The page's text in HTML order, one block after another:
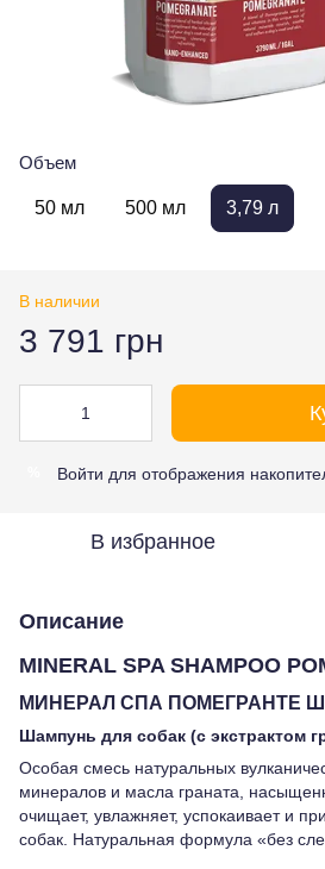
Объем
50 мл 500 мл 3,79 л
В наличии
3 791 грн
Войти для отображения
В избранное
Описание
MINERAL SPA SHAMPOO
МИНЕРАЛ СПА ПОМЕГРАНТЕ
Шампунь для собак (с экстрактом
Особая смесь натуральных
минералов и масла граната,
очищает, увлажняет, успокаивает и
собак. Натуральная формула «без